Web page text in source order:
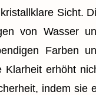
Sicht.
von Wasser
Farben
Klarheit erhöht
indem sie